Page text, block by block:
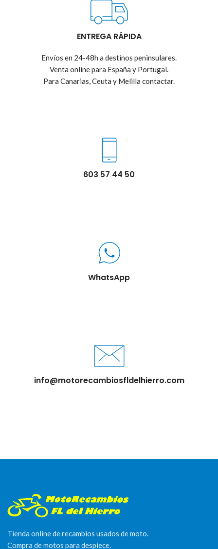
ENTREGA RÁPIDA
Envíos en 24-48h a destinos peninsulares.
Venta online para España y Portugal.
Para Canarias, Ceuta y Melilla contactar.
603 57 44 50
WhatsApp
info@motorecambiosfldelhierro.com
Tienda online de recambios usados de moto.
Compra de motos para despiece.